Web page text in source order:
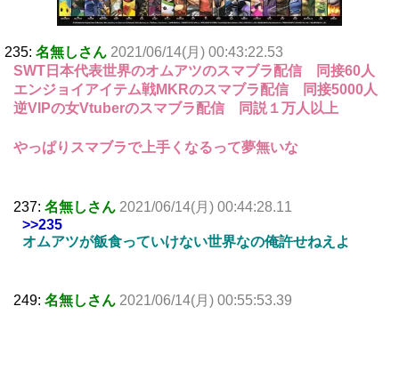
235: 名無しさん 2021/06/14(月) 00:43:22.53
SWT日本代表世界のオムアツのスマブラ配信 同接60人
エンジョイアイテム戦MKRのスマブラ配信 同接5000人
逆VIPの女Vtuberのスマブラ配信 同説１万人以上
やっぱりスマブラで上手くなるって夢無いな
237: 名無しさん 2021/06/14(月) 00:44:28.11
>>235
オムアツが飯食っていけない世界なの俺許せねえよ
249: 名無しさん 2021/06/14(月) 00:55:53.39